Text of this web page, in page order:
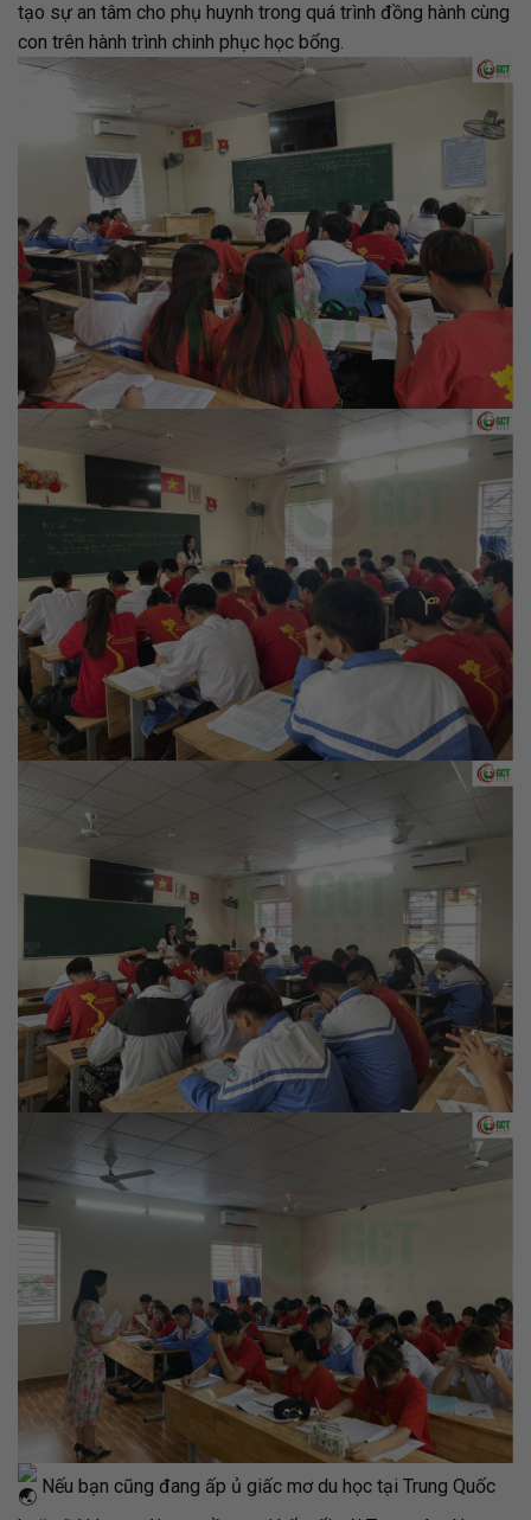
tạo sự an tâm cho phụ huynh trong quá trình đồng hành cùng
con trên hành trình chinh phục học bổng.
Nếu bạn cũng đang ấp ủ giấc mơ du học tại Trung Quốc